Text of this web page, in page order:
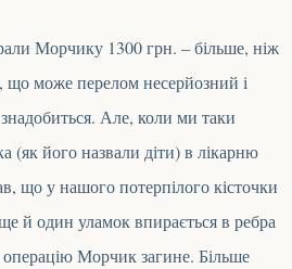
Морчику 1300 грн. – більше, ніж
що може перелом несерйозний і
Але, коли ми таки
(як його назвали діти) в лікарню
що у нашого потерпілого кісточки
й один уламок впираєтьсяв ребра
Морчик загине. Більше